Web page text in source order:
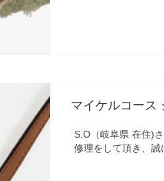
マイケルコース
S.O（岐阜県 在住)
修理をして頂き、誠